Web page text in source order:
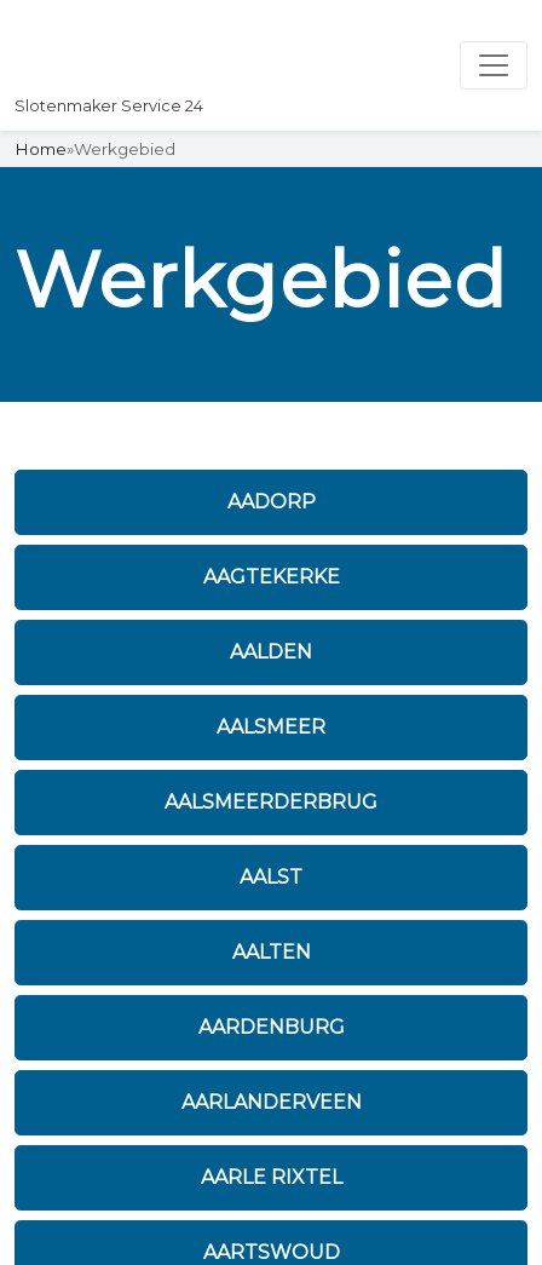
Slotenmaker Service 24
Home»Werkgebied
Werkgebied
AADORP
AAGTEKERKE
AALDEN
AALSMEER
AALSMEERDERBRUG
AALST
AALTEN
AARDENBURG
AARLANDERVEEN
AARLE RIXTEL
AARTSWOUD